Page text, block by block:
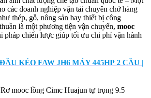
các doanh nghiệp vận tải chuyên chở hàng
thép, gỗ, nông sản hay thiết bị công
là một phương tiện vận chuyển, mooc
pháp chiến lược giúp tối ưu chi phí vận hành
KÉO FAW JH6 MÁY 445HP 2 CẦU |